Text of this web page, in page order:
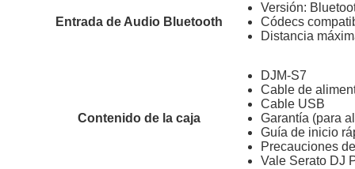
Entrada de Audio Bluetooth
Versión:
Códecs
Distancia
Contenido de la caja
DJM-S7
Cable de
Cable USB
Garantía (para
Guía de inicio
Precauciones
Vale Serato DJ